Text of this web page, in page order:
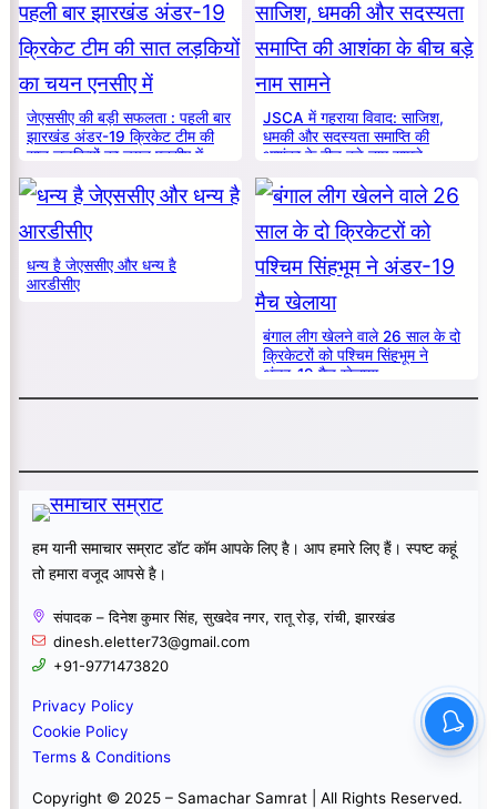
जेएससीए की बड़ी सफलता : पहली बार
झारखंड अंडर-19 क्रिकेट टीम की
सात लड़कियों का चयन एनसीए में
JSCA में गहराया विवाद: साजिश,
धमकी और सदस्यता समाप्ति की
आशंका के बीच बड़े नाम सामने
धन्य है जेएससीए और धन्य है
आरडीसीए
बंगाल लीग खेलने वाले 26 साल के दो
क्रिकेटरों को पश्चिम सिंहभूम ने
अंडर-19 मैच खेलाया
हम यानी समाचार सम्राट डॉट कॉम आपके लिए है। आप हमारे लिए हैं। स्पष्ट कहूं
तो हमारा वजूद आपसे है।
संपादक – दिनेश कुमार सिंह, सुखदेव नगर, रातू रोड़, रांची, झारखंड
dinesh.eletter73@gmail.com
+91-9771473820
Privacy Policy
Cookie Policy
Terms & Conditions
Copyright © 2025 – Samachar Samrat | All Rights Reserved.